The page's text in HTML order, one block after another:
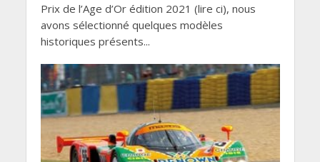
Prix de l’Age d’Or édition 2021 (lire ci), nous
avons sélectionné quelques modèles
historiques présents...